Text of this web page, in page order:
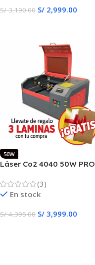
S/3,190.00 S/ 2,999.00
50W
Láser Co2 4040 50W PRO
Automático
(3)
En stock
S/4,395.00 S/ 3,999.00